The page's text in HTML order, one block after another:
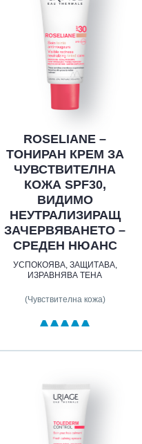
ROSELIANE –
ТОНИРАН КРЕМ ЗА
ЧУВСТВИТЕЛНА
КОЖА SPF30,
ВИДИМО
НЕУТРАЛИЗИРАЩ
ЗАЧЕРВЯВАНЕТО –
СРЕДЕН НЮАНС
УСПОКОЯВА, ЗАЩИТАВА,
ИЗРАВНЯВА ТЕНА
(Чувствителна кожа)